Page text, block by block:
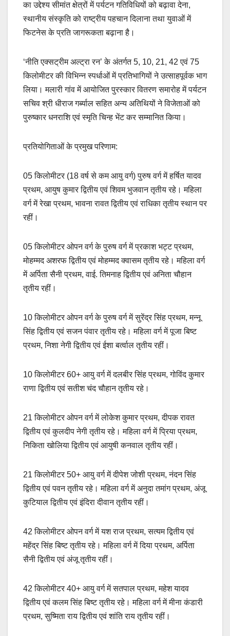
का उद्देश्य सीमांत क्षेत्रों में पर्यटन गतिविधियों को बढ़ावा देना,
स्थानीय संस्कृति को राष्ट्रीय पहचान दिलाना तथा युवाओं में
फिटनेस के प्रति जागरूकता बढ़ाना है।
‘नीति एक्सट्रीम अल्ट्रा रन’ के अंतर्गत 5, 10, 21, 42 एवं 75
किलोमीटर की विभिन्न स्पर्धाओं में प्रतिभागियों ने उत्साहपूर्वक भाग
लिया। मलारी गांव में आयोजित पुरस्कार वितरण समारोह में पर्यटन
सचिव श्री धीराज गर्ब्याल सहित अन्य अतिथियों ने विजेताओं को
पुरुष्कार धनराशि एवं स्मृति चिन्ह भेंट कर सम्मानित किया।
प्रतियोगिताओं के प्रमुख परिणाम:
05 किलोमीटर (18 वर्ष से कम आयु वर्ग) पुरुष वर्ग में हर्षित यादव
प्रथम, आयुष कुमार द्वितीय एवं शिवम भुजवान तृतीय रहे। महिला
वर्ग में रेखा प्रथम, भावना रावत द्वितीय एवं राधिका तृतीय स्थान पर
रहीं।
05 किलोमीटर ओपन वर्ग के पुरुष वर्ग में प्रकाश भट्ट प्रथम,
मोहम्मद अशरफ द्वितीय एवं मोहम्मद क्वासम तृतीय रहे। महिला वर्ग
में अर्पिता सैनी प्रथम, वाई. तिमनाह द्वितीय एवं अनिता चौहान
तृतीय रहीं।
10 किलोमीटर ओपन वर्ग के पुरुष वर्ग में सुरेंद्र सिंह प्रथम, मन्नू
सिंह द्वितीय एवं सजन पंवार तृतीय रहे। महिला वर्ग में पूजा बिष्ट
प्रथम, निशा नेगी द्वितीय एवं ईशा बर्त्वाल तृतीय रहीं।
10 किलोमीटर 60+ आयु वर्ग में दलबीर सिंह प्रथम, गोविंद कुमार
राणा द्वितीय एवं सतीश चंद चौहान तृतीय रहे।
21 किलोमीटर ओपन वर्ग में लोकेश कुमार प्रथम, दीपक रावत
द्वितीय एवं कुलदीप नेगी तृतीय रहे। महिला वर्ग में प्रिया प्रथम,
निकिता खोलिया द्वितीय एवं आयुषी कनवाल तृतीय रहीं।
21 किलोमीटर 50+ आयु वर्ग में दीपेश जोशी प्रथम, नंदन सिंह
द्वितीय एवं पवन तृतीय रहे। महिला वर्ग में अनुदा तमांग प्रथम, अंजू
कुटियाल द्वितीय एवं इंदिरा दीवान तृतीय रहीं।
42 किलोमीटर ओपन वर्ग में यश राज प्रथम, सत्यम द्वितीय एवं
महेंद्र सिंह बिष्ट तृतीय रहे। महिला वर्ग में दिया प्रथम, अर्पिता
सैनी द्वितीय एवं अंजू तृतीय रहीं।
42 किलोमीटर 40+ आयु वर्ग में सतपाल प्रथम, महेश यादव
द्वितीय एवं कलम सिंह बिष्ट तृतीय रहे। महिला वर्ग में मीना कंडारी
प्रथम, सुष्मिता राय द्वितीय एवं शांति राय तृतीय रहीं।